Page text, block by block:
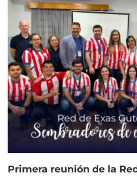
Primera reunión de la